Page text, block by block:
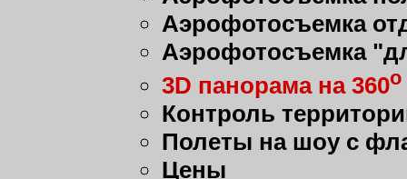
Аэрофотосъемка
Аэрофотосъемка
3D панорама на 360о
Контроль
Полеты на шоу с
Цены